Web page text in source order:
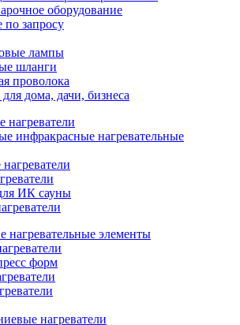
оборудование
по запросу
лампы
шланги
проволока
дома, дачи, бизнеса
нагреватели
инфракрасные нагревательные
ИК сауны
нагревательные элементы
форм
нагреватели